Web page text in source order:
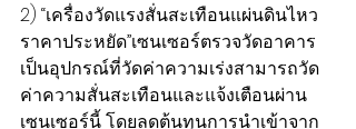
2) “เครื่องวัดแรงสั่นสะเทือนแผ่นดินไหว
ราคาประหยัด”เซนเซอร์ตรวจวัดอาคาร
เป็นอุปกรณ์ที่วัดค่าความเร่งสามารถวัด
ค่าความสั่นสะเทือนและแจ้งเตือนผ่าน
เซนเซอร์นี้ โดยลดต้นทุนการนำเข้าจาก